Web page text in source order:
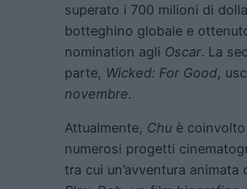
superato i 700 milioni di
botteghino globale e
nomination agli Oscar. La
parte, Wicked: For Good,
novembre.
Attualmente, Chu è
numerosi progetti
tra cui un’avventura animata